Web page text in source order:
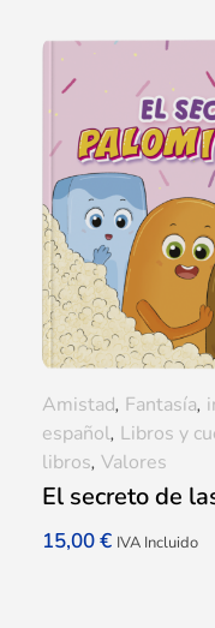
El secreto de
15,00€ IVA Incluido
Amistad, Fantasía,
español, Libros y
libros, Valores